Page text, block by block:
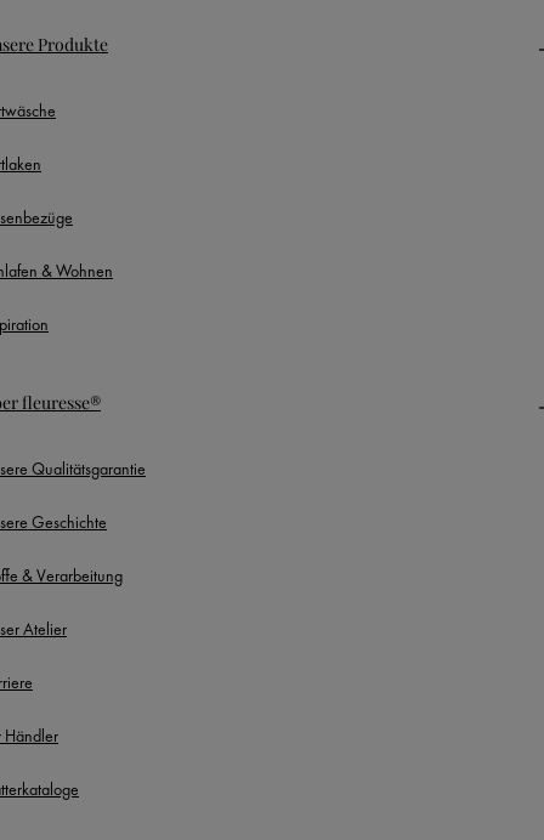
Produkte
& Wohnen
fleuresse®
Qualitätsgarantie
Geschichte
& Verarbeitung
Atelier
Händler